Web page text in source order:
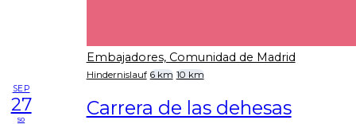
Embajadores, Comunidad de Madrid
Hindernislauf 6 km 10 km
SEP
27
so Carrera de las dehesas